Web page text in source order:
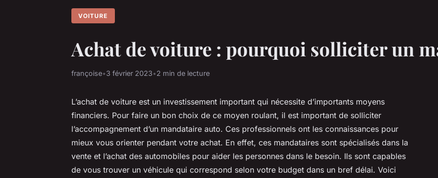
VOITURE
Achat de voiture : pourquoi solliciter un
françoise•3 février 2023•2 min de lecture
L’achat de voiture est un investissement important qui nécessite d’importants moyens
financiers. Pour faire un bon choix de ce moyen roulant, il est important de solliciter
l’accompagnement d’un mandataire auto. Ces professionnels ont les connaissances pour
mieux vous orienter pendant votre achat. En effet, ces mandataires sont spécialisés dans la
vente et l’achat des automobiles pour aider les personnes dans le besoin. Ils sont capables
de vous trouver un véhicule qui correspond selon votre budget dans un bref délai. Voici